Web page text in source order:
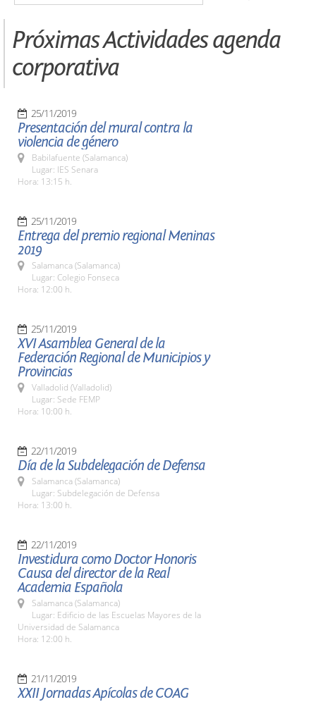
Próximas Actividades agenda
corporativa
25/11/2019
Presentación del mural contra la
violencia de género
Babilafuente (Salamanca)
Lugar: IES Senara
Hora: 13:15 h.
25/11/2019
Entrega del premio regional Meninas
2019
Salamanca (Salamanca)
Lugar: Colegio Fonseca
Hora: 12:00 h.
25/11/2019
XVI Asamblea General de la
Federación Regional de Municipios y
Provincias
Valladolid (Valladolid)
Lugar: Sede FEMP
Hora: 10:00 h.
22/11/2019
Día de la Subdelegación de Defensa
Salamanca (Salamanca)
Lugar: Subdelegación de Defensa
Hora: 13:00 h.
22/11/2019
Investidura como Doctor Honoris
Causa del director de la Real
Academia Española
Salamanca (Salamanca)
Lugar: Edificio de las Escuelas Mayores de la
Universidad de Salamanca
Hora: 12:00 h.
21/11/2019
XXII Jornadas Apícolas de COAG